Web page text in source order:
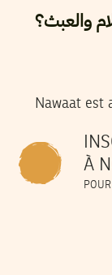
والعبث؟
Nawaat est
À